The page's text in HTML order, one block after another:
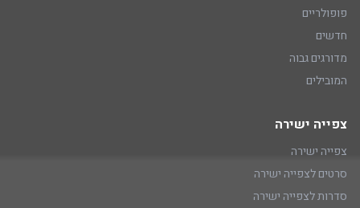
פופולריים
חדשים
מדורגים גבוה
המובילים
צפייה ישירה
צפייה ישירה
סרטים לצפייה ישירה
סדרות לצפייה ישירה